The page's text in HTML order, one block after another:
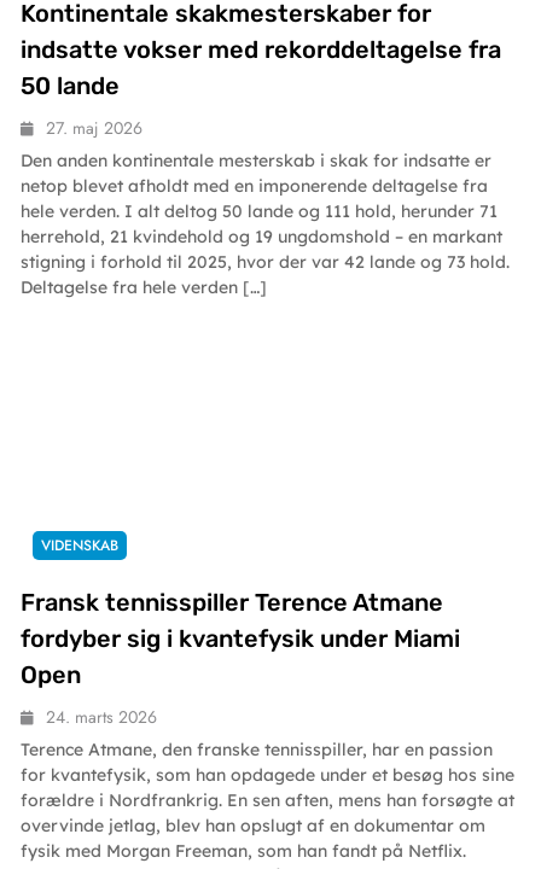
Kontinentale skakmesterskaber for
indsatte vokser med rekorddeltagelse fra
50 lande
27. maj 2026
Den anden kontinentale mesterskab i skak for indsatte er
netop blevet afholdt med en imponerende deltagelse fra
hele verden. I alt deltog 50 lande og 111 hold, herunder 71
herrehold, 21 kvindehold og 19 ungdomshold – en markant
stigning i forhold til 2025, hvor der var 42 lande og 73 hold.
Deltagelse fra hele verden […]
VIDENSKAB
Fransk tennisspiller Terence Atmane
fordyber sig i kvantefysik under Miami
Open
24. marts 2026
Terence Atmane, den franske tennisspiller, har en passion
for kvantefysik, som han opdagede under et besøg hos sine
forældre i Nordfrankrig. En sen aften, mens han forsøgte at
overvinde jetlag, blev han opslugt af en dokumentar om
fysik med Morgan Freeman, som han fandt på Netflix.